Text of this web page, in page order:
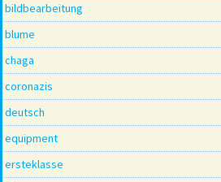
bildbearbeitung
blume
chaga
coronazis
deutsch
equipment
ersteklasse